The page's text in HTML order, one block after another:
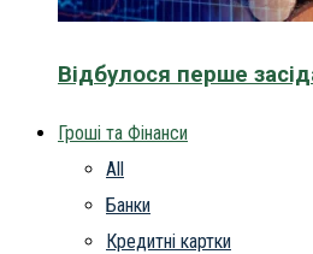
Відбулося перше
Гроші та Фінанси
All
Банки
Кредитні картки